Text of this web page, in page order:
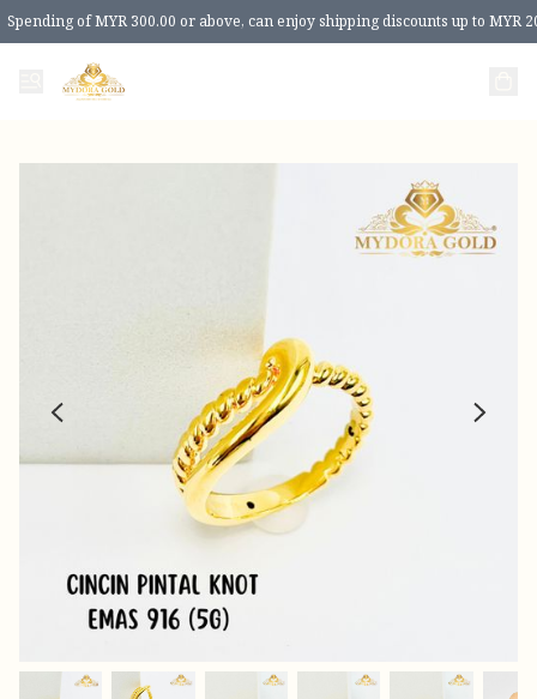
Spending of MYR 300.00 or above, can enjoy shipping discounts up to MYR